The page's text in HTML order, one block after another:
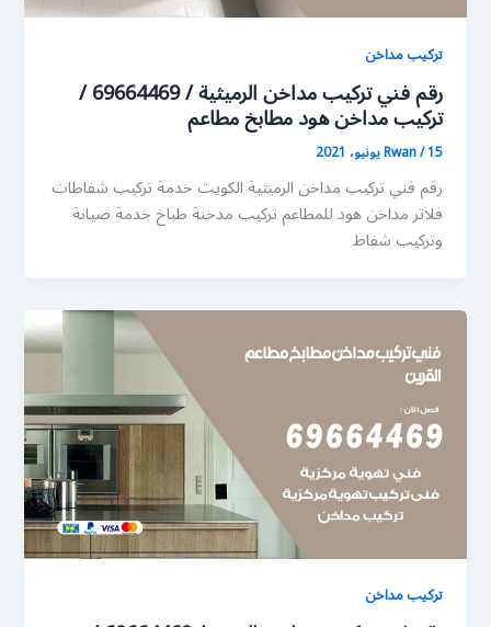
تركيب مداخن
رقم فني تركيب مداخن الرميثية / 69664469 /
تركيب مداخن هود مطابخ مطاعم
Rwan/15 يونيو، 2021
رقم فني تركيب مداخن الرميثية الكويت خدمة تركيب شفاطات
فلاتر مداخن هود للمطاعم تركيب مدخنة طباخ خدمة صيانة
وتركيب شفاط
تركيب مداخن